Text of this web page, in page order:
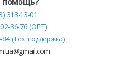
313-13-01
36-76 (ОПТ)
84 (Тех. поддержка)